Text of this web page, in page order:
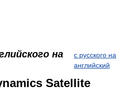
на
с русского на
английский
Satellite